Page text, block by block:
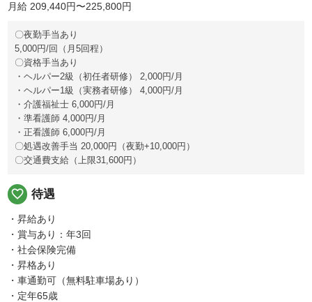
月給 209,440円〜225,800円
〇夜勤手当あり
5,000円/回（月5回程）
〇資格手当あり
・ヘルパー2級（初任者研修） 2,000円/月
・ヘルパー1級（実務者研修） 4,000円/月
・介護福祉士 6,000円/月
・準看護師 4,000円/月
・正看護師 6,000円/月
〇処遇改善手当 20,000円（夜勤+10,000円）
〇交通費支給（上限31,600円）
favorite_border 待遇
・昇給あり
・賞与あり：年3回
・社会保険完備
・昇格あり
・車通勤可（無料駐車場あり）
・定年65歳